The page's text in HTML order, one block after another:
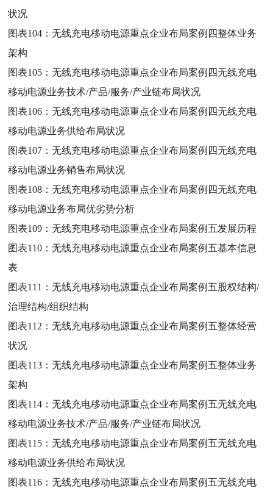
状况
图表104：无线充电移动电源重点企业布局案例四整体业务
架构
图表105：无线充电移动电源重点企业布局案例四无线充电
移动电源业务技术/产品/服务/产业链布局状况
图表106：无线充电移动电源重点企业布局案例四无线充电
移动电源业务供给布局状况
图表107：无线充电移动电源重点企业布局案例四无线充电
移动电源业务销售布局状况
图表108：无线充电移动电源重点企业布局案例四无线充电
移动电源业务布局优劣势分析
图表109：无线充电移动电源重点企业布局案例五发展历程
图表110：无线充电移动电源重点企业布局案例五基本信息
表
图表111：无线充电移动电源重点企业布局案例五股权结构/
治理结构/组织结构
图表112：无线充电移动电源重点企业布局案例五整体经营
状况
图表113：无线充电移动电源重点企业布局案例五整体业务
架构
图表114：无线充电移动电源重点企业布局案例五无线充电
移动电源业务技术/产品/服务/产业链布局状况
图表115：无线充电移动电源重点企业布局案例五无线充电
移动电源业务供给布局状况
图表116：无线充电移动电源重点企业布局案例五无线充电